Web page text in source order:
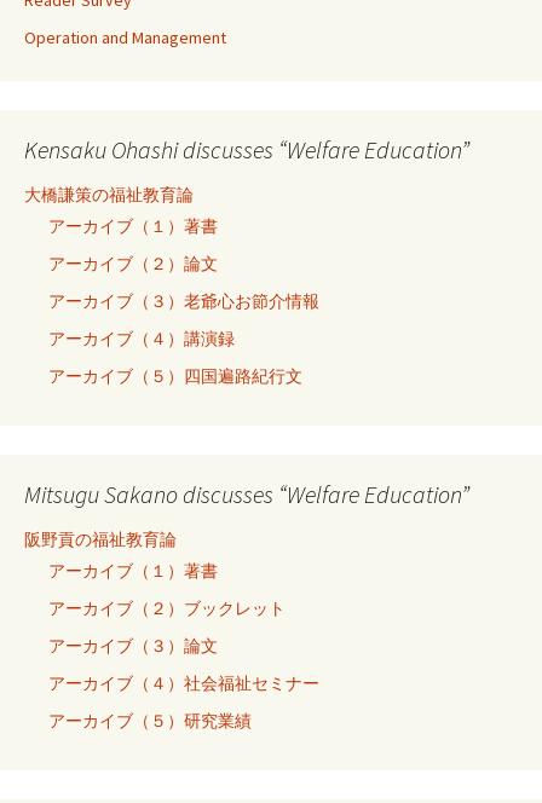
Operation and Management
Kensaku Ohashi discusses “Welfare Education”
大橋謙策の福祉教育論
アーカイブ（１）著書
アーカイブ（２）論文
アーカイブ（３）老爺心お節介情報
アーカイブ（４）講演録
アーカイブ（５）四国遍路紀行文
Mitsugu Sakano discusses “Welfare Education”
阪野貢の福祉教育論
アーカイブ（１）著書
アーカイブ（２）ブックレット
アーカイブ（３）論文
アーカイブ（４）社会福祉セミナー
アーカイブ（５）研究業績